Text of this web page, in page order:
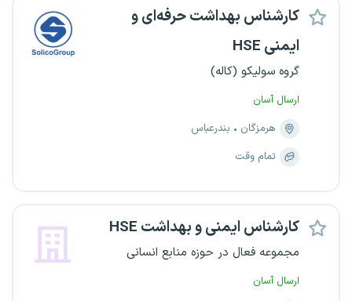
کارشناس بهداشت حرفه‌ای و
ایمنی HSE
گروه سولیکو (کاله)
ارسال آسان
هرمزگان
بندرعباس
تمام وقت
کارشناس ایمنی و بهداشت HSE
مجموعه فعال در حوزه منابع انسانی
ارسال آسان